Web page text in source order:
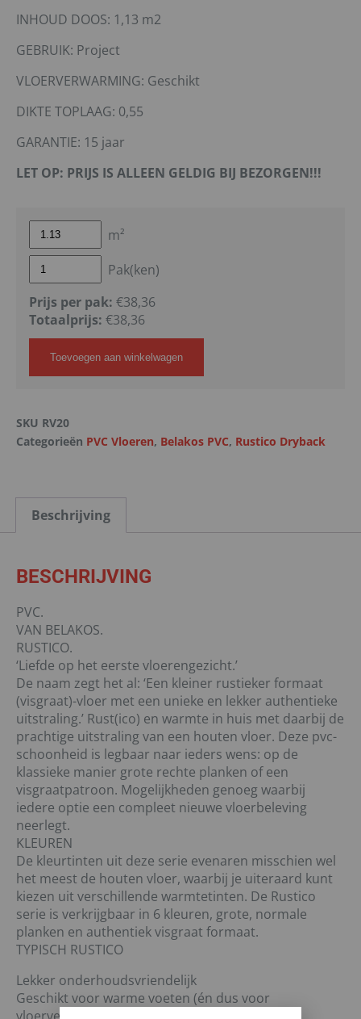
INHOUD DOOS: 1,13 m2
GEBRUIK: Project
VLOERVERWARMING: Geschikt
DIKTE TOPLAAG: 0,55
GARANTIE: 15 jaar
LET OP: PRIJS IS ALLEEN GELDIG BIJ BEZORGEN!!!
m²
Pak(ken)
Prijs per pak: €38,36
Totaalprijs: €38,36
Toevoegen aan winkelwagen
SKU RV20
Categorieën PVC Vloeren, Belakos PVC, Rustico Dryback
Beschrijving
BESCHRIJVING
PVC.
VAN BELAKOS.
RUSTICO.
‘Liefde op het eerste vloerengezicht.’
De naam zegt het al: ‘Een kleiner rustieker formaat
(visgraat)-vloer met een unieke en lekker authentieke
uitstraling.’ Rust(ico) en warmte in huis met daarbij de
prachtige uitstraling van een houten vloer. Deze pvc-
schoonheid is legbaar naar ieders wens: op de
klassieke manier grote rechte planken of een
visgraatpatroon. Mogelijkheden genoeg waarbij
iedere optie een compleet nieuwe vloerbeleving
neerlegt.
KLEUREN
De kleurtinten uit deze serie evenaren misschien wel
het meest de houten vloer, waarbij je uiteraard kunt
kiezen uit verschillende warmtetinten. De Rustico
serie is verkrijgbaar in 6 kleuren, grote, normale
planken en authentiek visgraat formaat.
TYPISCH RUSTICO
Lekker onderhoudsvriendelijk
Geschikt voor warme voeten (én dus voor